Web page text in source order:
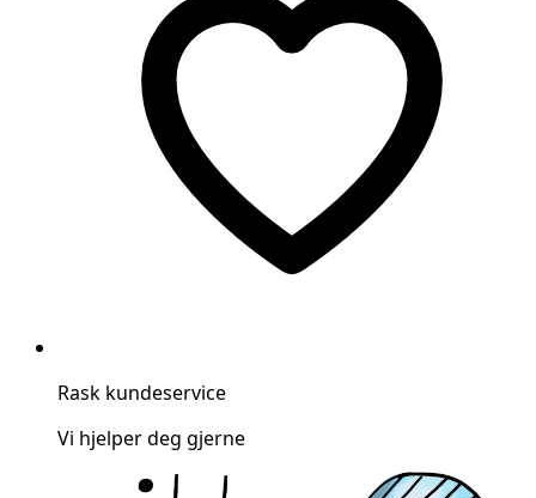
Rask kundeservice
Vi hjelper deg gjerne